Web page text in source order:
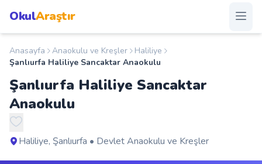
OkulAraştır
Anasayfa
Okullar
Şehirler
Anasayfa Anaokulu ve Kreşler
Haliliye
Şanlıurfa Haliliye Sancaktar Anaokulu
Şanlıurfa Haliliye Sancaktar
Anaokulu
Haliliye, Şanlıurfa • Devlet Anaokulu ve Kreşler